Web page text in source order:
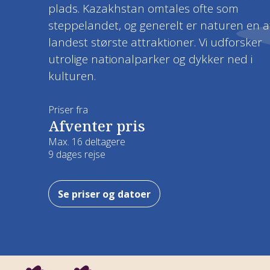
Efterårsrejser
Vinterrejser
Rejs fra Jylland
Tilslutningsfly
Kaukasus
Mellemamerika
Nordamerika
Oceanien
Sydamerika
Kulturrejser
Naturrejser
Rejser med god tid
Safarirejser
Fuglerejser
CSR og bæredygtighed
Fordele
Forsikring
Job hos Viktors Farmor
Handelsbetingelser
Nyhedsbrev
Hoteller og overnatning
Rejsemagasin
plads. Kazakhstan omtales ofte som
steppelandet, og generelt er naturen en
landest største attraktioner. Vi udforsker
utrolige nationalparker og dykker ned i
kulturen.
Priser fra
Afventer pris
Max. 16 deltagere
9 dages rejse
Se priser og datoer